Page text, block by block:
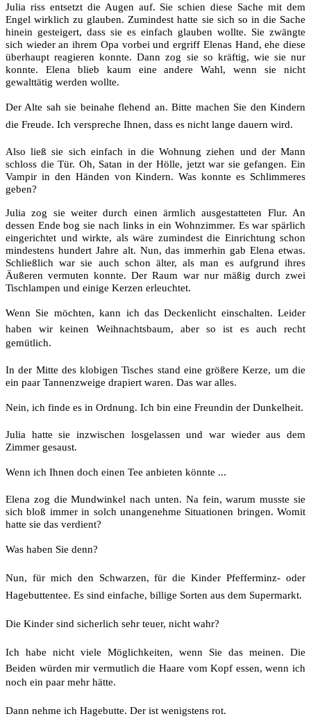
Julia riss entsetzt die Augen auf. Sie schien diese Sache mit dem
Engel wirklich zu glauben. Zumindest hatte sie sich so in die Sache
hinein gesteigert, dass sie es einfach glauben wollte. Sie zwängte
sich wieder an ihrem Opa vorbei und ergriff Elenas Hand, ehe diese
überhaupt reagieren konnte. Dann zog sie so kräftig, wie sie nur
konnte. Elena blieb kaum eine andere Wahl, wenn sie nicht
gewalttätig werden wollte.
Der Alte sah sie beinahe flehend an. Bitte machen Sie den Kindern
die Freude. Ich verspreche Ihnen, dass es nicht lange dauern wird.
Also ließ sie sich einfach in die Wohnung ziehen und der Mann
schloss die Tür. Oh, Satan in der Hölle, jetzt war sie gefangen. Ein
Vampir in den Händen von Kindern. Was konnte es Schlimmeres
geben?
Julia zog sie weiter durch einen ärmlich ausgestatteten Flur. An
dessen Ende bog sie nach links in ein Wohnzimmer. Es war spärlich
eingerichtet und wirkte, als wäre zumindest die Einrichtung schon
mindestens hundert Jahre alt. Nun, das immerhin gab Elena etwas.
Schließlich war sie auch schon älter, als man es aufgrund ihres
Äußeren vermuten konnte. Der Raum war nur mäßig durch zwei
Tischlampen und einige Kerzen erleuchtet.
Wenn Sie möchten, kann ich das Deckenlicht einschalten. Leider
haben wir keinen Weihnachtsbaum, aber so ist es auch recht
gemütlich.
In der Mitte des klobigen Tisches stand eine größere Kerze, um die
ein paar Tannenzweige drapiert waren. Das war alles.
Nein, ich finde es in Ordnung. Ich bin eine Freundin der Dunkelheit.
Julia hatte sie inzwischen losgelassen und war wieder aus dem
Zimmer gesaust.
Wenn ich Ihnen doch einen Tee anbieten könnte ...
Elena zog die Mundwinkel nach unten. Na fein, warum musste sie
sich bloß immer in solch unangenehme Situationen bringen. Womit
hatte sie das verdient?
Was haben Sie denn?
Nun, für mich den Schwarzen, für die Kinder Pfefferminz- oder
Hagebuttentee. Es sind einfache, billige Sorten aus dem Supermarkt.
Die Kinder sind sicherlich sehr teuer, nicht wahr?
Ich habe nicht viele Möglichkeiten, wenn Sie das meinen. Die
Beiden würden mir vermutlich die Haare vom Kopf essen, wenn ich
noch ein paar mehr hätte.
Dann nehme ich Hagebutte. Der ist wenigstens rot.